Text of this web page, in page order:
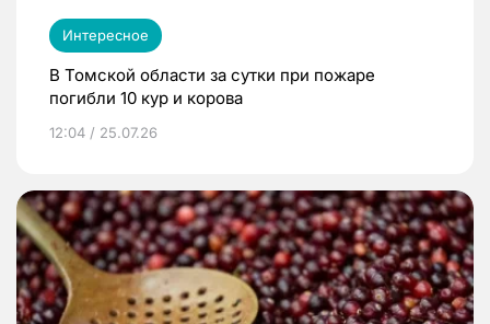
Интересное
В Томской области за сутки при пожаре
погибли 10 кур и корова
12:04 / 25.07.26